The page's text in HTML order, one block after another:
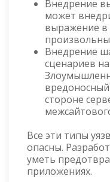
Внедрение
может
выражение
Внедрение
сценариев
стороне
Все эти типы
опасны.
уметь
приложениях.